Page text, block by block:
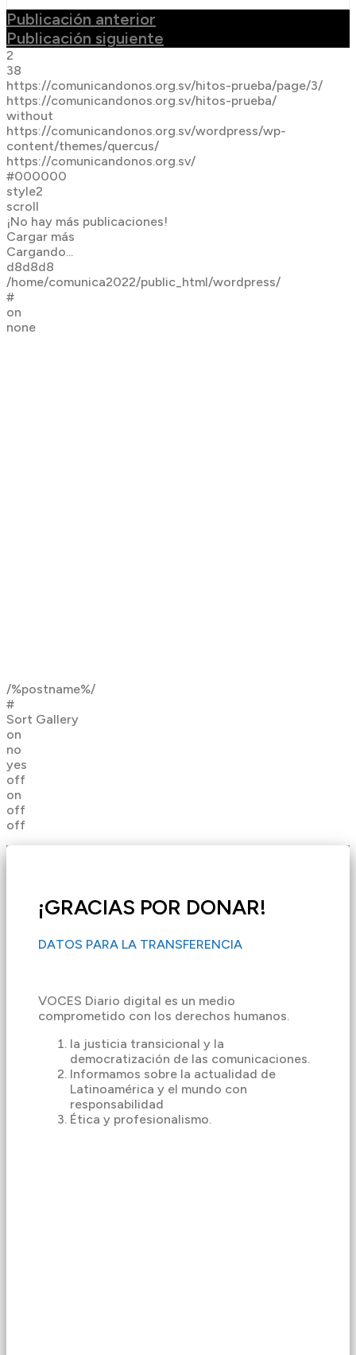
Publicación anterior
Publicación siguiente
2
38
https://comunicandonos.org.sv/hitos-prueba/page/3/
https://comunicandonos.org.sv/hitos-prueba/
without
https://comunicandonos.org.sv/wordpress/wp-
content/themes/quercus/
https://comunicandonos.org.sv/
#000000
style2
scroll
¡No hay más publicaciones!
Cargar más
Cargando...
d8d8d8
/home/comunica2022/public_html/wordpress/
#
on
none
/%postname%/
#
Sort Gallery
on
no
yes
off
on
off
off
¡GRACIAS POR DONAR!
DATOS PARA LA TRANSFERENCIA
VOCES Diario digital es un medio
comprometido con los derechos humanos.
la justicia transicional y la
democratización de las comunicaciones.
Informamos sobre la actualidad de
Latinoamérica y el mundo con
responsabilidad
Ética y profesionalismo.